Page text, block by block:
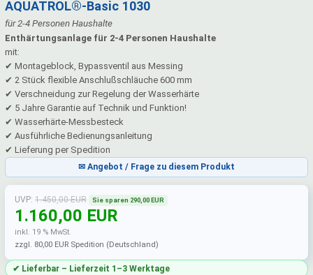
AQUATROL®-Basic 1030
für 2-4 Personen Haushalte
Enthärtungsanlage für 2-4 Personen Haushalte
mit:
✔ Montageblock, Bypassventil aus Messing
✔ 2 Stück flexible Anschlußschläuche 600 mm
✔ Verschneidung zur Regelung der Wasserhärte
✔ 5 Jahre Garantie auf Technik und Funktion!
✔ Wasserhärte-Messbesteck
✔ Ausführliche Bedienungsanleitung
✔ Lieferung per Spedition
✉ Angebot / Frage zu diesem Produkt
UVP: 1.450,00 EUR Sie sparen 290,00 EUR
1.160,00 EUR
inkl. 19 % MwSt.
zzgl. 80,00 EUR Spedition (Deutschland)
✔ Lieferbar – Lieferzeit 1–3 Werktage